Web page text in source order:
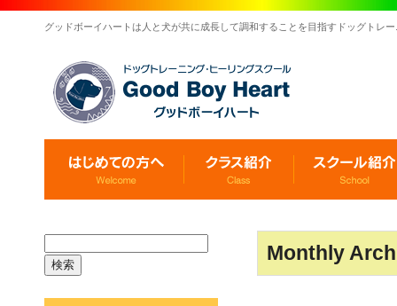
グッドボーイハートは人と犬が共に成長して調和することを目指すドッグトレ
Monthly